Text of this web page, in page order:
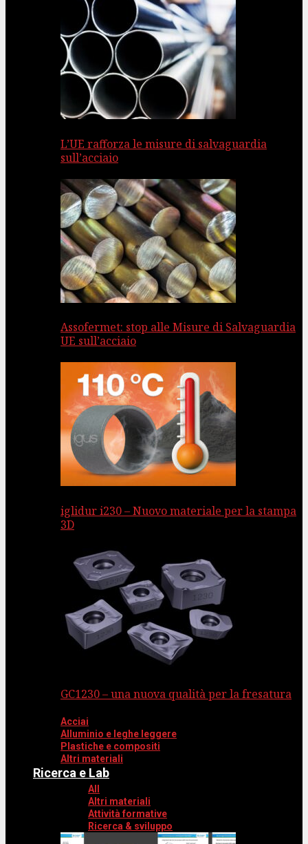
L’UE rafforza le misure di salvaguardia
sull’acciaio
Assofermet: stop alle Misure di Salvaguardia
UE sull’acciaio
iglidur i230 – Nuovo materiale per la stampa
3D
GC1230 – una nuova qualità per la fresatura
Acciai
Alluminio e leghe leggere
Plastiche e compositi
Altri materiali
Ricerca e Lab
All
Altri materiali
Attività formative
Ricerca & sviluppo